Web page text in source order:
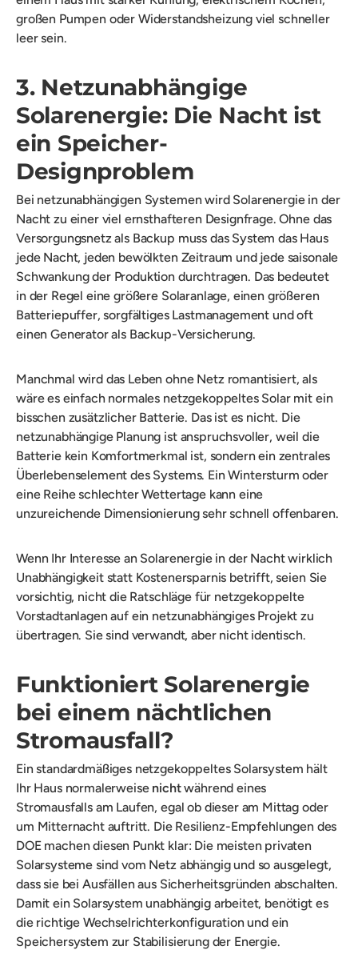
großen Pumpen oder Widerstandsheizung viel schneller
leer sein.
3. Netzunabhängige
Solarenergie: Die Nacht ist
ein Speicher-
Designproblem
Bei netzunabhängigen Systemen wird Solarenergie in der
Nacht zu einer viel ernsthafteren Designfrage. Ohne das
Versorgungsnetz als Backup muss das System das Haus
jede Nacht, jeden bewölkten Zeitraum und jede saisonale
Schwankung der Produktion durchtragen. Das bedeutet
in der Regel eine größere Solaranlage, einen größeren
Batteriepuffer, sorgfältiges Lastmanagement und oft
einen Generator als Backup-Versicherung.
Manchmal wird das Leben ohne Netz romantisiert, als
wäre es einfach normales netzgekoppeltes Solar mit ein
bisschen zusätzlicher Batterie. Das ist es nicht. Die
netzunabhängige Planung ist anspruchsvoller, weil die
Batterie kein Komfortmerkmal ist, sondern ein zentrales
Überlebenselement des Systems. Ein Wintersturm oder
eine Reihe schlechter Wettertage kann eine
unzureichende Dimensionierung sehr schnell offenbaren.
Wenn Ihr Interesse an Solarenergie in der Nacht wirklich
Unabhängigkeit statt Kostenersparnis betrifft, seien Sie
vorsichtig, nicht die Ratschläge für netzgekoppelte
Vorstadtanlagen auf ein netzunabhängiges Projekt zu
übertragen. Sie sind verwandt, aber nicht identisch.
Funktioniert Solarenergie
bei einem nächtlichen
Stromausfall?
Ein standardmäßiges netzgekoppeltes Solarsystem hält
Ihr Haus normalerweise nichtwährend eines
Stromausfalls am Laufen, egal ob dieser am Mittag oder
um Mitternacht auftritt. Die Resilienz-Empfehlungen des
DOE machen diesen Punkt klar: Die meisten privaten
Solarsysteme sind vom Netz abhängig und so ausgelegt,
dass sie bei Ausfällen aus Sicherheitsgründen abschalten.
Damit ein Solarsystem unabhängig arbeitet, benötigt es
die richtige Wechselrichterkonfiguration und ein
Speichersystem zur Stabilisierung der Energie.